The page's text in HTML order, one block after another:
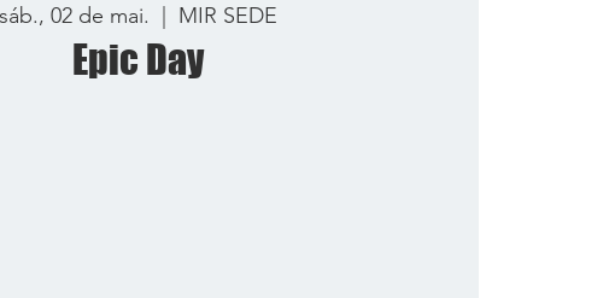
sáb., 02 de mai. MIR SEDE
Epic Day